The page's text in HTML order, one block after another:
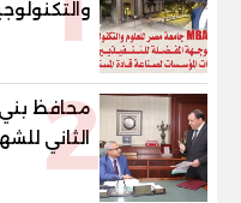
وقيادات
2
محافظ
الثاني